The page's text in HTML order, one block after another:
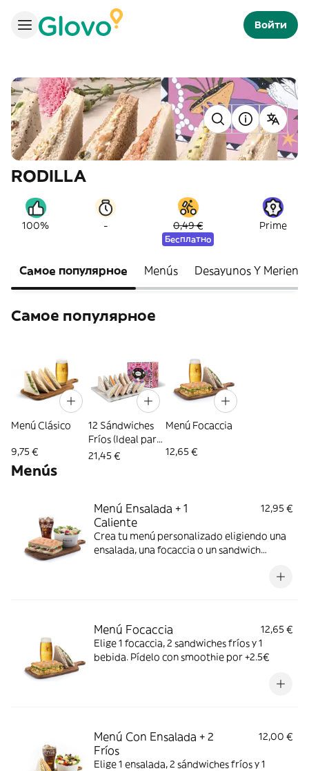
Войти
RODILLA
100% - 0,49 €
Бесплатно
Prime
Самое популярное Menús Desayunos Y
Самое популярное
Menú Clásico
9,75 €
12 Sándwiches
Fríos (Ideal para
3 Personas)
21,45 €
Menú Focaccia
12,65 €
Menús
Menú Ensalada + 1
Caliente
12,95 €
Crea tu menú personalizado eligiendo una
ensalada, una focaccia o un sandwich
Menú Focaccia
12,65 €
Elige 1 focaccia, 2 sandwiches fríos y 1
bebida. Pídelo con smoothie por +2.5€
Menú Con Ensalada + 2
Fríos
12,00 €
Elige 1 ensalada, 2 sándwiches fríos y 1